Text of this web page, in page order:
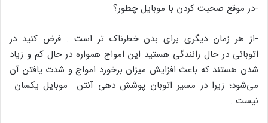
-در موقع صحبت کردن با موبایل چطور؟
-از هر زمان دیگری برای بدن خطرناک تر است . فرض کنید در
اتوبانی در حال رانندگی هستید این امواج همواره در حال کم و زیاد
شدن هستند که باعث افزایش میزان برخورد امواج و شدت یافتن آن
می‌شود؛ زیرا در مسیر اتوبان پوشش دهی آنتن موبایل یکسان
نیست .